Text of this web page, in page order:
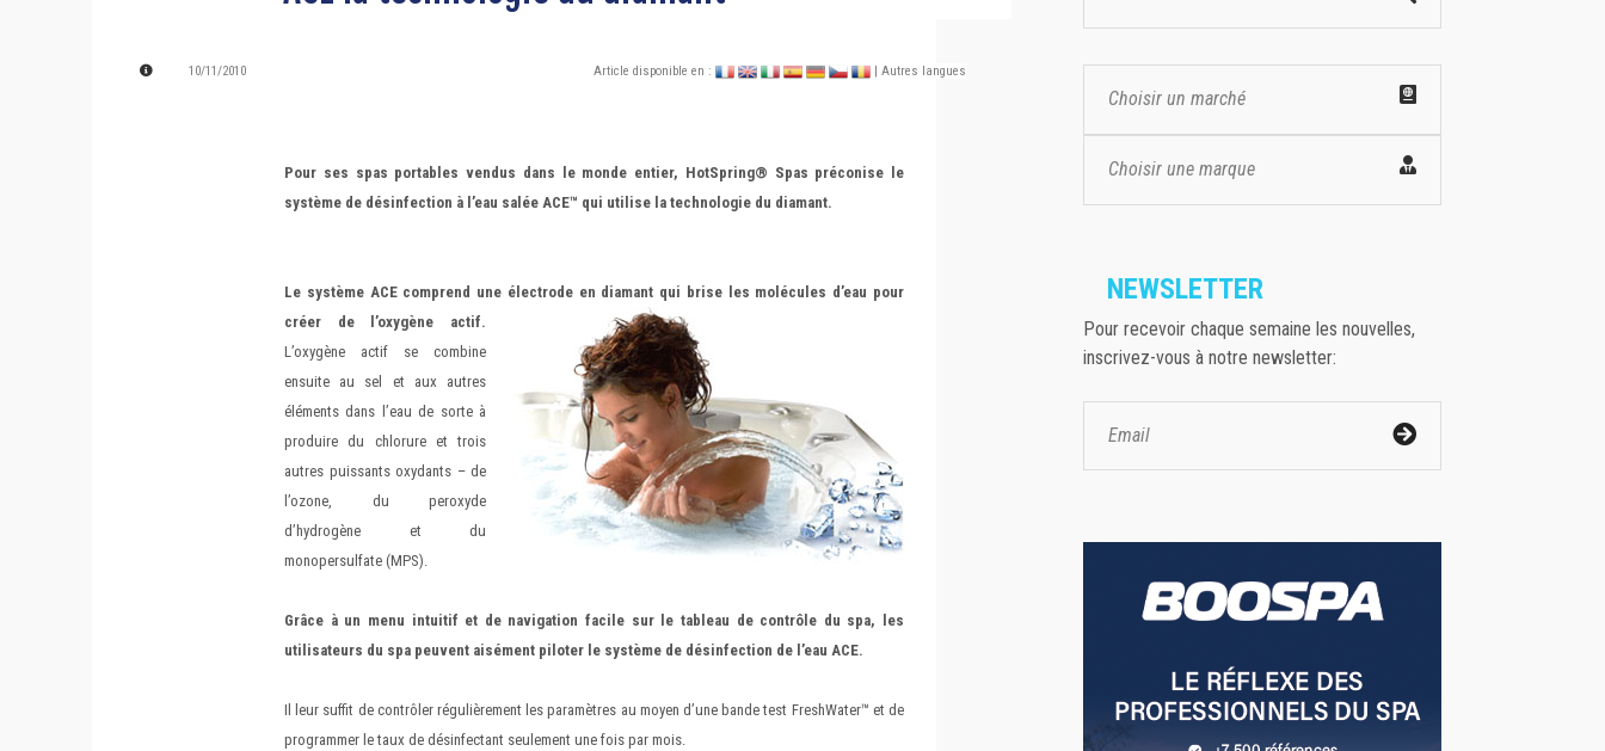
10/11/2010 Article disponible en : | Autres langues
Pour ses spas portables vendus dans le monde entier, HotSpring® Spas préconise le
système de désinfection à l’eau salée ACE™ qui utilise la technologie du diamant.
Le système ACE comprend une électrode en diamant qui brise les molécules d’eau pour
créer de l’oxygène actif.
L’oxygène actif se combine
ensuite au sel et aux autres
éléments dans l’eau de sorte à
produire du chlorure et trois
autres puissants oxydants – de
l’ozone, du peroxyde
d’hydrogène et du
monopersulfate (MPS).
Grâce à un menu intuitif et de navigation facile sur le tableau de contrôle du spa, les
utilisateurs du spa peuvent aisément piloter le système de désinfection de l’eau ACE.
Il leur suffit de contrôler régulièrement les paramètres au moyen d’une bande test FreshWater™ et de
programmer le taux de désinfectant seulement une fois par mois.
Choisir un marché
Choisir une marque
NEWSLETTER
Pour recevoir chaque semaine les nouvelles,
inscrivez-vous à notre newsletter: